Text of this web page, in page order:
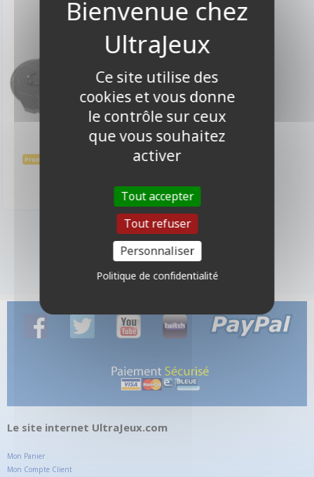
Promo -10% 13,90 €
1 produits
Le site internet UltraJeux.com
Mon Panier
Mon Compte Client
Ce site utilise des
cookies et vous donne
le contrôle sur ceux
que vous souhaitez
activer
Tout accepter
Tout refuser
Personnaliser
Politique de confidentialité